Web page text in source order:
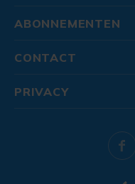
ABONNEMENTEN
CONTACT
PRIVACY